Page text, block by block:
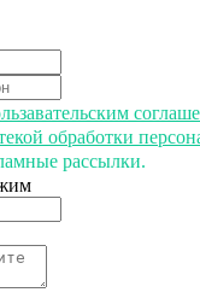
обработки
рассылки.